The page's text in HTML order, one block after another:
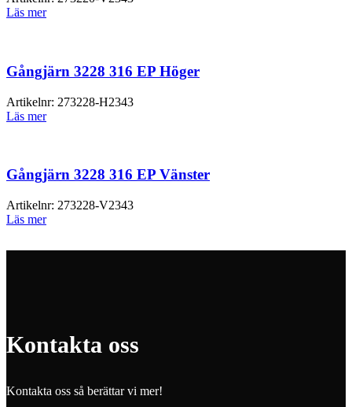
Läs mer
Gångjärn 3228 316 EP Höger
Artikelnr: 273228-H2343
Läs mer
Gångjärn 3228 316 EP Vänster
Artikelnr: 273228-V2343
Läs mer
Kontakta oss
Kontakta oss så berättar vi mer!